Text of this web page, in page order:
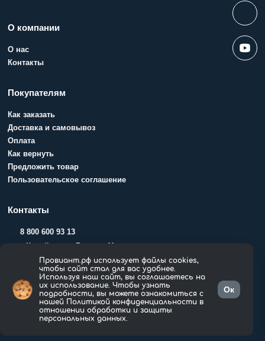
О компании
О нас
Контакты
Покупателям
Как заказать
Доставка и самовывоз
Оплата
Как вернуть
Предложить товар
Пользовательское соглашение
Контакты
8 800 600 93 13
г. Копейск, ул. Гольца, 11
Показать на карте
Провиант.рф использует файлы cookies,
чтобы сайт стал для вас удобнее.
Используя наш сайт, вы соглашаетесь на
их использование. Чтобы узнать
подробности, вы можете ознакомиться с
нашей Политикой конфиденциальности в
отношении обработки и защиты
персональных данных.
Ок